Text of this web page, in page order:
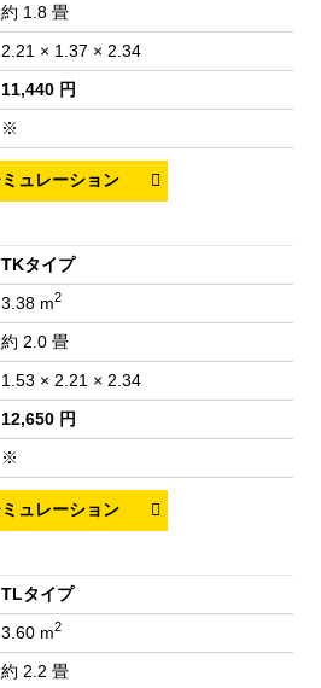
約 1.8 畳
2.21 × 1.37 × 2.34
11,440 円
※
TKタイプ
3.38 m2
約 2.0 畳
1.53 × 2.21 × 2.34
12,650 円
※
TLタイプ
3.60 m2
約 2.2 畳